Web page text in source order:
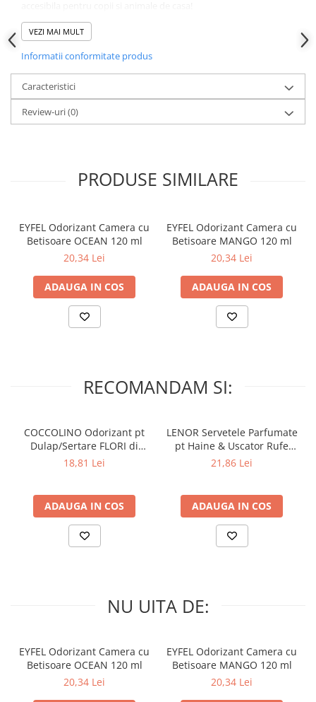
Ingrijire copii
Cosmetice copii
Aer Conditionat
Baie
Roll-on
Stick
Casete cadou
– Întoarceti betele de 2-3 ori pe saptamana pentru o aroma mai
– La amplasare va rugam sa fiti atenti ca betisoarele sau parfumul
sa nu intre in contact cu suprafete lacuite din plastic, fiindca ele
pot fi deteriorate!
– A se pastra la temperaturi intre 5-30 grade Celsius.
VEZI MAI MULT
Informatii conformitate produs
Caracteristici
Review-uri(0)
PRODUSE SIMILARE
EYFEL Odorizant Camera cu
Betisoare OCEAN 120 ml
20,34 Lei
ADAUGA IN COS
EYFEL Odorizant Camera cu
Betisoare MANGO 120 ml
20,34 Lei
ADAUGA IN COS
RECOMANDAM SI:
COCCOLINO Odorizant pt
Dulap/Sertare FLORI di
PRIMAVERA 3 buc
18,81 Lei
ADAUGA IN COS
LENOR Servetele Parfumate
pt Haine & Uscator Rufe
SPRING AWAKENING 34 buc
21,86 Lei
ADAUGA IN COS
NU UITA DE:
EYFEL Odorizant Camera cu
Betisoare OCEAN 120 ml
20,34 Lei
EYFEL Odorizant Camera cu
Betisoare MANGO 120 ml
20,34 Lei